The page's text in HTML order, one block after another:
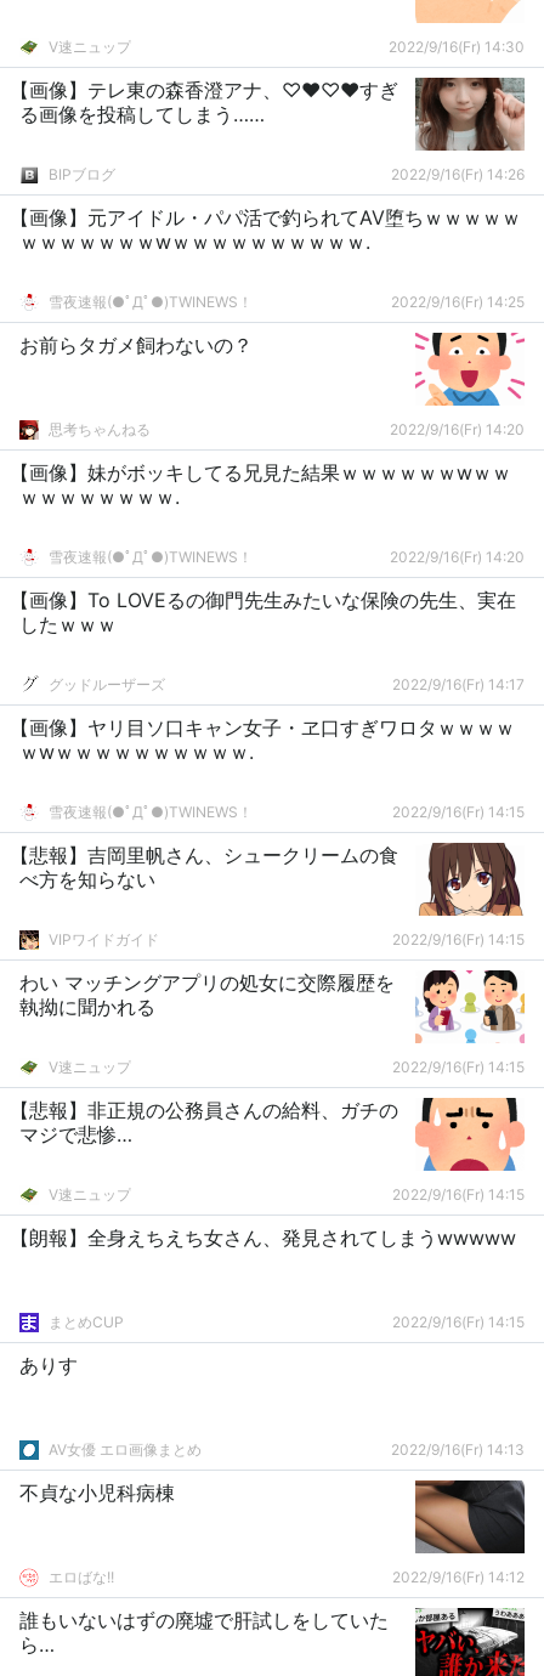
V速ニュップ 2022/9/16(Fr) 14:30
【画像】テレ東の森香澄アナ、♡♥♡♥すぎ
る画像を投稿してしまう……
BIPブログ 2022/9/16(Fr) 14:26
【画像】元アイドル・パパ活で釣られてAV堕ちｗｗｗｗｗ
ｗｗｗｗｗｗｗwｗｗｗｗｗｗｗｗｗｗ.
雪夜速報(●ﾟДﾟ●)TWINEWS！ 2022/9/16(Fr) 14:25
お前らタガメ飼わないの？
思考ちゃんねる 2022/9/16(Fr) 14:20
【画像】妹がボッキしてる兄見た結果ｗｗｗｗｗｗwｗｗ
ｗｗｗｗｗｗｗｗ.
雪夜速報(●ﾟДﾟ●)TWINEWS！ 2022/9/16(Fr) 14:20
【画像】To LOVEるの御門先生みたいな保険の先生、実在
したｗｗｗ
グッドルーザーズ 2022/9/16(Fr) 14:17
【画像】ヤリ目ソ口キャン女子・ヱ口すぎワロタｗｗｗｗ
ｗwｗｗｗｗｗｗｗｗｗｗ.
雪夜速報(●ﾟДﾟ●)TWINEWS！ 2022/9/16(Fr) 14:15
【悲報】吉岡里帆さん、シュークリームの食
べ方を知らない
VIPワイドガイド 2022/9/16(Fr) 14:15
わい マッチングアプリの処女に交際履歴を
執拗に聞かれる
V速ニュップ 2022/9/16(Fr) 14:15
【悲報】非正規の公務員さんの給料、ガチの
マジで悲惨…
V速ニュップ 2022/9/16(Fr) 14:15
【朗報】全身えちえち女さん、発見されてしまうwwwww
まとめCUP 2022/9/16(Fr) 14:15
ありす
AV女優 エロ画像まとめ 2022/9/16(Fr) 14:13
不貞な小児科病棟
エロばな!! 2022/9/16(Fr) 14:12
誰もいないはずの廃墟で肝試しをしていた
ら…